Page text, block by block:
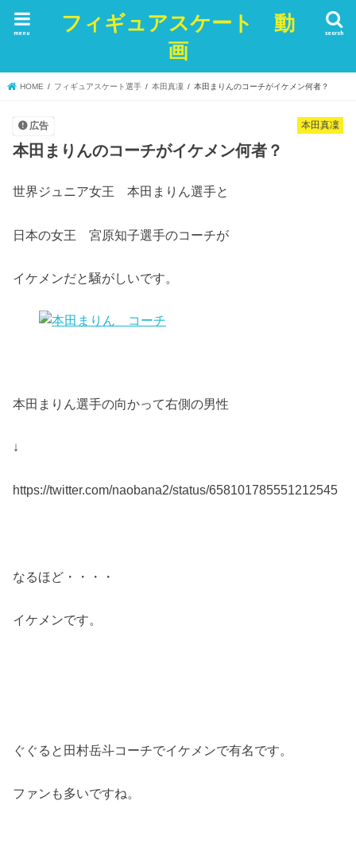
フィギュアスケート 動
画
search
menu
HOME フィギュアスケート選手 本田真凜 本田まりんのコーチがイケメン何者？
本田真凜
広告
本田まりんのコーチがイケメン何者？
世界ジュニア女王 本田まりん選手と
日本の女王 宮原知子選手のコーチが
イケメンだと騒がしいです。
本田まりん選手の向かって右側の男性
↓
https://twitter.com/naobana2/status/658101785551212545
なるほど・・・・
イケメンです。
ぐぐると田村岳斗コーチでイケメンで有名です。
ファンも多いですね。